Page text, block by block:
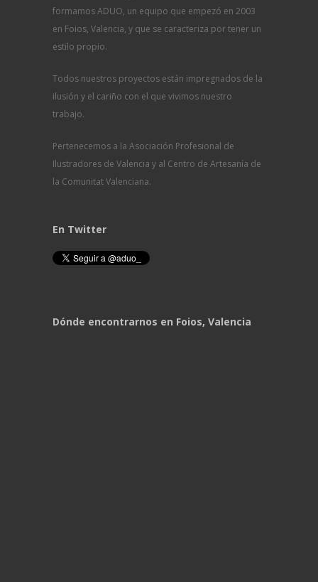
formamos ADUO, un equipo que empezó en 2003
en Foios, Valencia, y que se caracteriza por tener un
estilo propio.
Todos nuestros proyectos están impregnados de la
ilusión y el cariño con el que vivimos nuestro
trabajo.
Pertenecemos a la Asociación Profesional de
Ilustradores de Valencia y al Centro de Artesanía de
la Comunitat Valenciana.
En Twitter
Dónde encontrarnos en Foios, Valencia